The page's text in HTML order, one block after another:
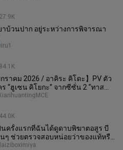
27.9K
าบ้วนปาก อยู่ระหว่างการพิจารณา
84.1K
กราคม 2026 / อาคิระ คิโดะ】PV ตัว
“ฮูเซน คิโยกะ” จากซีซั่น 2 “ทาส
องทัพยอดฝีมือแห่งเมืองปีศ
44.0K
นครั้งแรกที่ฉันได้ดูดาบพิฆาตอสูร บี
นๆ ช่วยตรวจสอบหน่อยว่าของแท้หรือ